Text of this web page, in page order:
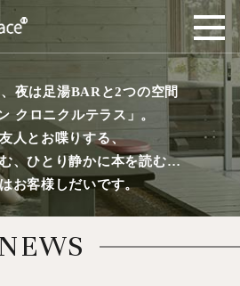
夜は足湯BARと2つの空間
クロニクルテラス」。
人とお喋りする、
、ひとり静かに本を読む…
お客様しだいです。
NEWS